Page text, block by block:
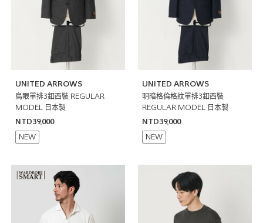
UNITED ARROWS
鳥眼單排3釦西裝 REGULAR
MODEL 日本製
NTD39,000
NEW
UNITED ARROWS
明暗格倫格紋單排3釦西裝
REGULAR MODEL 日本製
NTD39,000
NEW